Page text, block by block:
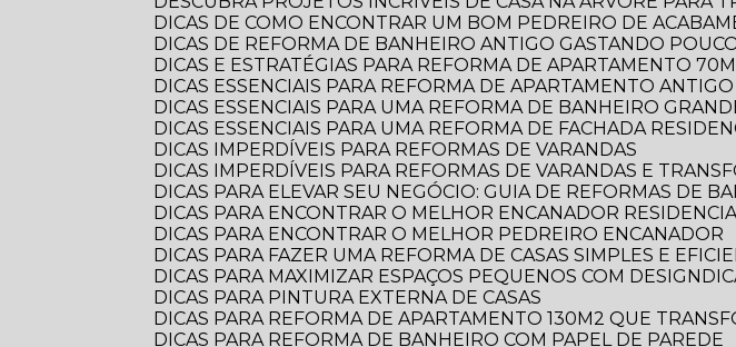
DICAS DE COMO ENCONTRAR UM BOM PEDREIRO DE
DICAS DE REFORMA DE BANHEIRO ANTIGO GASTANDO
DICAS E ESTRATÉGIAS PARA REFORMA DE APARTAMENTO
DICAS ESSENCIAIS PARA REFORMA DE APARTAMENTO
DICAS ESSENCIAIS PARA UMA REFORMA DE BANHEIRO
DICAS ESSENCIAIS PARA UMA REFORMA DE FACHADA
DICAS IMPERDÍVEIS PARA REFORMAS DE VARANDAS
DICAS IMPERDÍVEIS PARA REFORMAS DE VARANDAS E
DICAS PARA ELEVAR SEU NEGÓCIO: GUIA DE REFORMAS DE
DICAS PARA ENCONTRAR O MELHOR ENCANADOR
DICAS PARA ENCONTRAR O MELHOR PEDREIRO ENCANADOR
DICAS PARA FAZER UMA REFORMA DE CASAS SIMPLES E
DICAS PARA MAXIMIZAR ESPAÇOS PEQUENOS COM DESIGN
DICAS PARA PINTURA EXTERNA DE CASAS
DICAS PARA REFORMA DE APARTAMENTO 130M2 QUE
DICAS PARA REFORMA DE BANHEIRO COM PAPEL DE PAREDE